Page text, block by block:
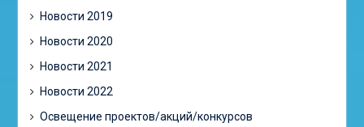
Новости 2019
Новости 2020
Новости 2021
Новости 2022
Освещение проектов/акций/конкурсов